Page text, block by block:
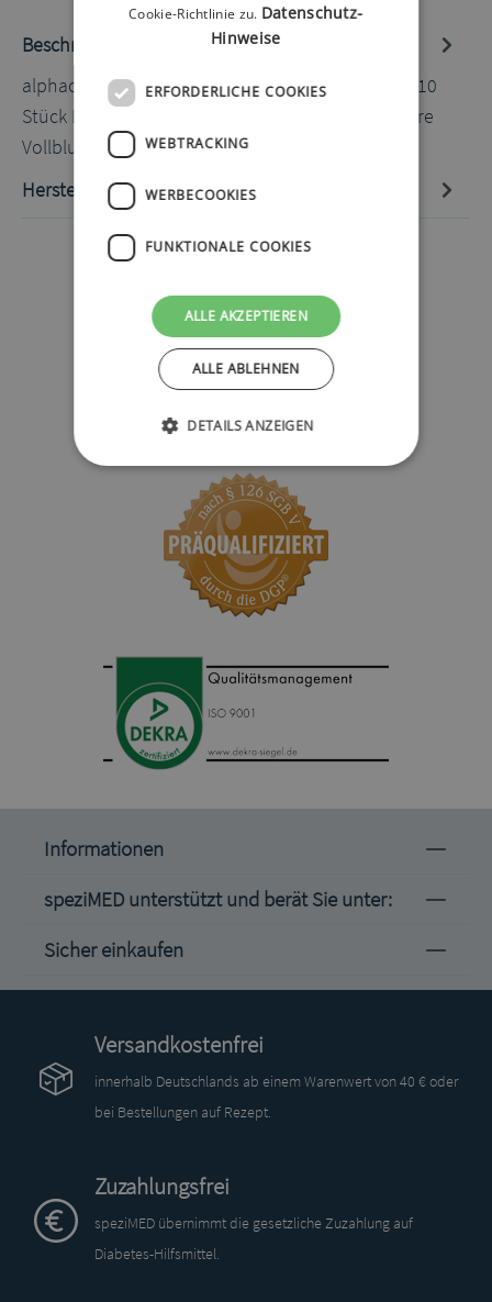
Beschreibung
alphacheck KetoSens Blut ß-Ketone Teststreifen 10
Stück Blut-ß-Keton-Teststreifen für frische kapillare
Vollblutproben. Die…Mehr
Hersteller-Informationen
Informationen
speziMED unterstützt und berät Sie unter:
Sicher einkaufen
Versandkostenfrei
innerhalb Deutschlands ab einem Warenwert von 40 € oder
bei Bestellungen auf Rezept.
Zuzahlungsfrei
speziMED übernimmt die gesetzliche Zuzahlung auf
Diabetes-Hilfsmittel.
Cookie-Richtlinie zu. Datenschutz-
Hinweise
ERFORDERLICHE COOKIES
WEBTRACKING
WERBECOOKIES
FUNKTIONALE COOKIES
ALLE AKZEPTIEREN
ALLE ABLEHNEN
DETAILS ANZEIGEN